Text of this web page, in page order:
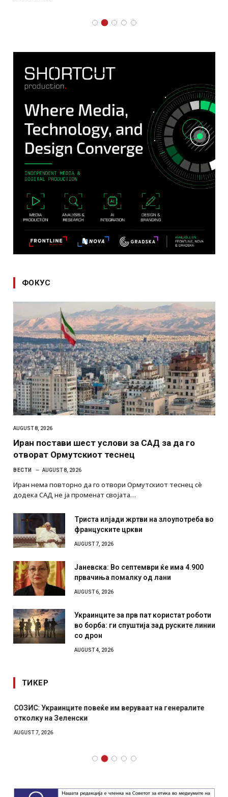
ФОКУС
AUGUST 8, 2026
Иран постави шест услови за САД за да го
отворат Ормутскиот теснец
ВЕСТИ AUGUST 8, 2026
Иран нема повторно да го отвори Ормутскиот теснец сè
додека САД не ја променат својата…
Триста илјади жртви на злоупотреба во
француските цркви
AUGUST 7, 2026
Јаневска: Во септември ќе има 4.900
првачиња помалку од лани
AUGUST 6, 2026
Украинците за прв пат користат роботи
во борба: ги спуштија зад руските линии
со дрон
AUGUST 4, 2026
ТИКЕР
СОЗИС: Украинците повеќе им веруваат на генералите
отколку на Зеленски
AUGUST 7, 2026